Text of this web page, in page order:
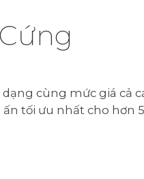
cùng mức giá cả
tối ưu nhất cho hơn